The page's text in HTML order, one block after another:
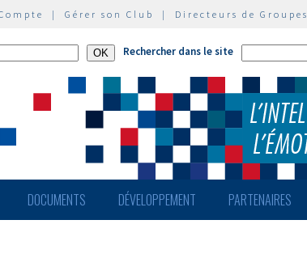
| Gérer son Club | Directeurs de Groupes
Rechercher dans le site
DOCUMENTS DÉVELOPPEMENT PARTENAIRES